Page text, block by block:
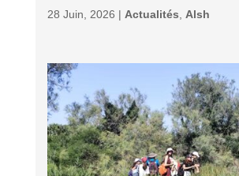
28 Juin, 2026 | Actualités Alsh